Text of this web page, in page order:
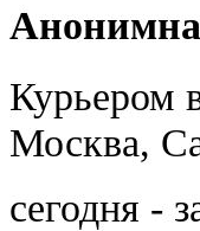
Курьером
Москва,
сегодня -